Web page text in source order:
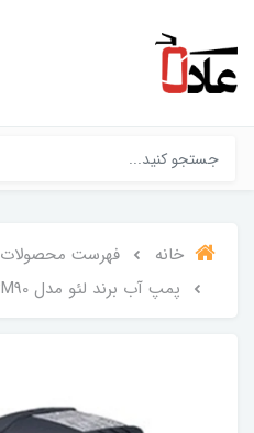
خانه
فهرست محصولات
پمپ آب برند لئو مدل APM90